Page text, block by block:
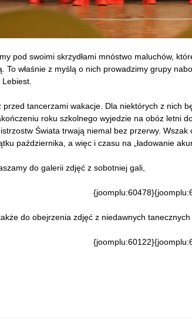
pod swoimi skrzydłami mnóstwo maluchów,
To właśnie z myślą o nich prowadzimy grupy
Lebiest.
przed tancerzami wakacje. Dla niektórych z nich
roku szkolnego wyjedzie na obóz letni
Świata trwają niemal bez przerwy.
października, a więc i czasu na „ładowanie
do galerii zdjęć z sobotniej gali,
do obejrzenia zdjęć z niedawnych